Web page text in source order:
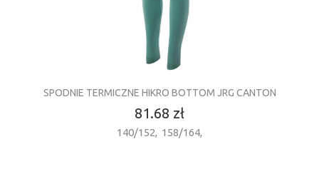
SPODNIE TERMICZNE HIKRO BOTTOM JRG CANTON
81.68 zł
140/152, 158/164,